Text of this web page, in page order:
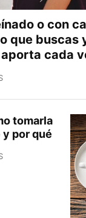
o con
que buscas
cada
tomarla
por qué